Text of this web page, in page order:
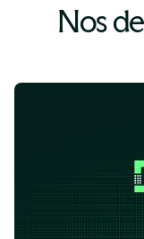
Nos